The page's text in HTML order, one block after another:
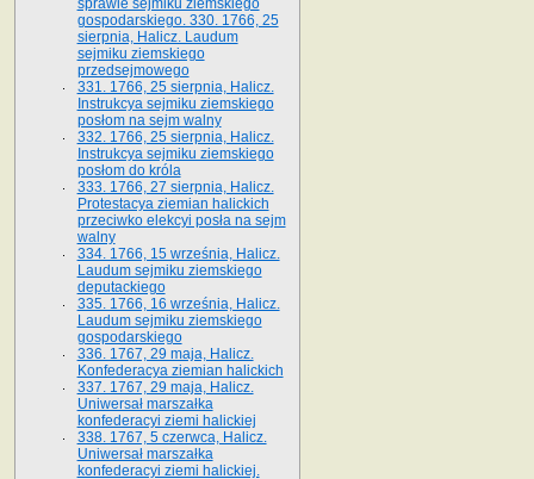
sprawie sejmiku ziemskiego
gospodarskiego. 330. 1766, 25
sierpnia, Halicz. Laudum
sejmiku ziemskiego
przedsejmowego
331. 1766, 25 sierpnia, Halicz.
Instrukcya sejmiku ziemskiego
posłom na sejm walny
332. 1766, 25 sierpnia, Halicz.
Instrukcya sejmiku ziemskiego
posłom do króla
333. 1766, 27 sierpnia, Halicz.
Protestacya ziemian halickich
przeciwko elekcyi posła na sejm
walny
334. 1766, 15 września, Halicz.
Laudum sejmiku ziemskiego
deputackiego
335. 1766, 16 września, Halicz.
Laudum sejmiku ziemskiego
gospodarskiego
336. 1767, 29 maja, Halicz.
Konfederacya ziemian halickich
337. 1767, 29 maja, Halicz.
Uniwersał marszałka
konfederacyi ziemi halickiej
338. 1767, 5 czerwca, Halicz.
Uniwersał marszałka
konfederacyi ziemi halickiej.